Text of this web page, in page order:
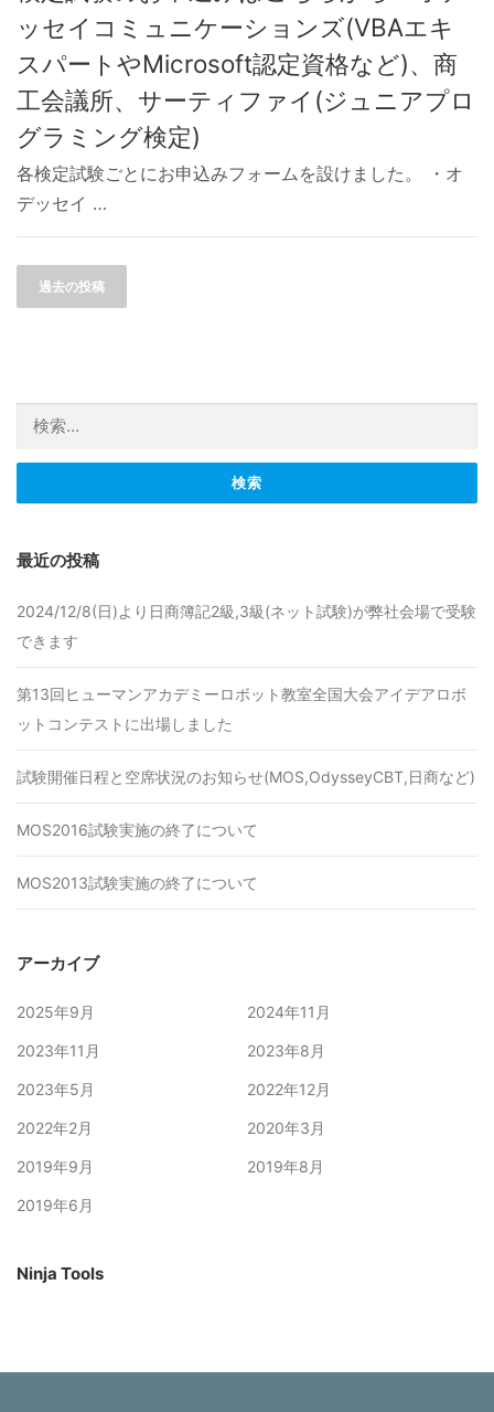
ッセイコミュニケーションズ(VBAエキ
スパートやMicrosoft認定資格など)、商
工会議所、サーティファイ(ジュニアプロ
グラミング検定)
各検定試験ごとにお申込みフォームを設けました。 ・オ
デッセイ …
過去の投稿
検索:
最近の投稿
2024/12/8(日)より日商簿記2級,3級(ネット試験)が弊社会場で受験
できます
第13回ヒューマンアカデミーロボット教室全国大会アイデアロボ
ットコンテストに出場しました
試験開催日程と空席状況のお知らせ(MOS,OdysseyCBT,日商など)
MOS2016試験実施の終了について
MOS2013試験実施の終了について
アーカイブ
2025年9月 2024年11月
2023年11月 2023年8月
2023年5月 2022年12月
2022年2月 2020年3月
2019年9月 2019年8月
2019年6月
Ninja Tools